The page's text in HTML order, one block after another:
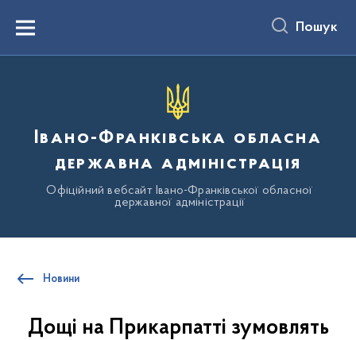
вмістуMenu Пошук
Івано-Франківська обласна
державна адміністрація
Офіційний вебсайт Івано-Франківської обласної
державної адміністрації
Новини
Дощі на Прикарпатті зумовлять